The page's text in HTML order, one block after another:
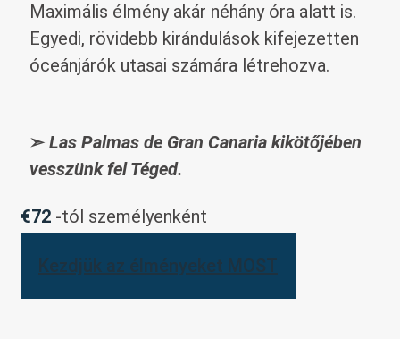
Maximális élmény akár néhány óra alatt is.
Egyedi, rövidebb kirándulások kifejezetten
óceánjárók utasai számára létrehozva.
➣ Las Palmas de Gran Canaria kikötőjében
vesszünk fel Téged.
€72 -tól személyenként
Kezdjük az élményeket MOST